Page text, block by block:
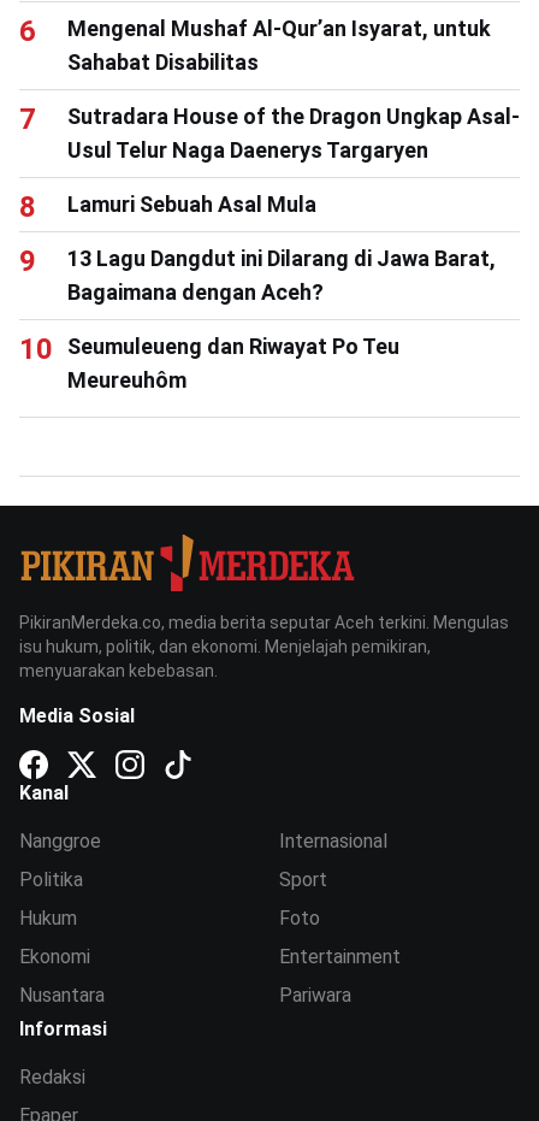
Mengenal Mushaf Al-Qur’an Isyarat, untuk
Sahabat Disabilitas
Sutradara House of the Dragon Ungkap Asal-
Usul Telur Naga Daenerys Targaryen
Lamuri Sebuah Asal Mula
13 Lagu Dangdut ini Dilarang di Jawa Barat,
Bagaimana dengan Aceh?
Seumuleueng dan Riwayat Po Teu
Meureuhôm
PikiranMerdeka.co, media berita seputar Aceh terkini. Mengulas
isu hukum, politik, dan ekonomi. Menjelajah pemikiran,
menyuarakan kebebasan.
Media Sosial
Kanal
Nanggroe
Politika
Hukum
Ekonomi
Nusantara
Internasional
Sport
Foto
Entertainment
Pariwara
Informasi
Redaksi
Epaper